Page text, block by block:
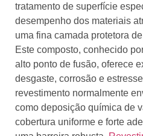
tratamento de superfície
desempenho dos materiais
uma fina camada protetora
Este composto, conhecido
alto ponto de fusão, oferece
desgaste, corrosão e
revestimento normalmente
como deposição química de
cobertura uniforme e forte